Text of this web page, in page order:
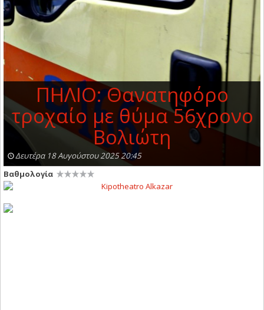
ΠΗΛΙΟ: Θανατηφόρο
τροχαίο με θύμα 56χρονο
Βολιώτη
Δευτέρα 18 Αυγούστου 2025 20:45
Βαθμολογία